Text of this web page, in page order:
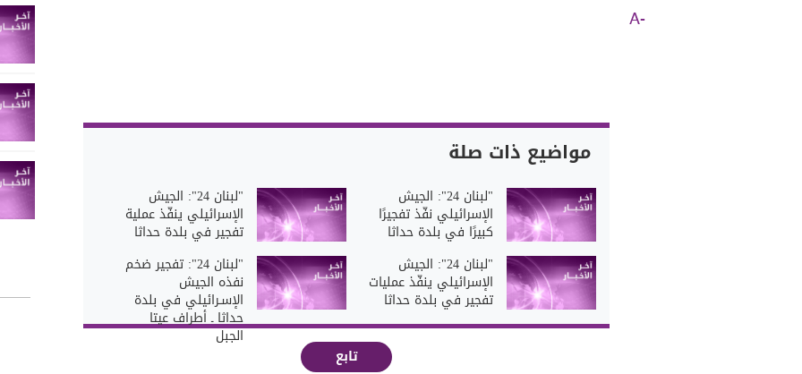
A-
مواضيع ذات صلة
"لبنان 24": الجيش
الإسرائيلي نفّذ تفجيرًا
كبيرًا في بلدة حداثا
"لبنان 24": الجيش
الإسرائيلي ينفّذ عملية
تفجير في بلدة حداثا
"لبنان 24": الجيش
الإسرائيلي ينفّذ عمليات
تفجير في بلدة حداثا
"لبنان 24": تفجير ضخم
نفذه الجيش
الإسـرائيلي في بلدة
حداثا ـ أطراف عيتا
الجبل
تابع